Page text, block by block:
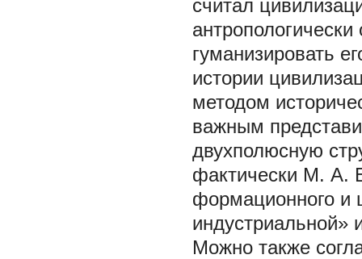
считал
гуманизировать
истории
методом
важным
двухполюсную
фактически М. А.
формационного и
индустриальной»
Можно также